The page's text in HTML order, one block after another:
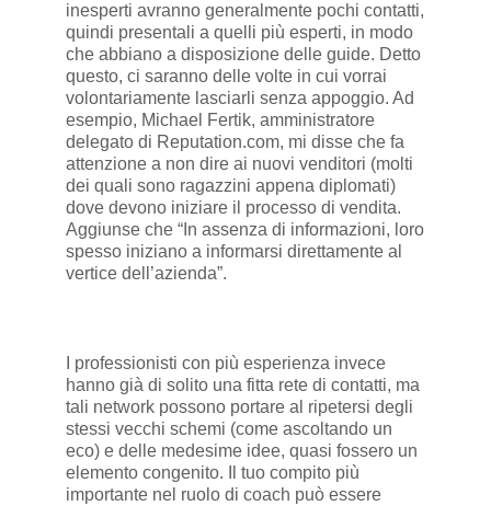
inesperti avranno generalmente pochi contatti,
quindi presentali a quelli più esperti, in modo
che abbiano a disposizione delle guide. Detto
questo, ci saranno delle volte in cui vorrai
volontariamente lasciarli senza appoggio. Ad
esempio, Michael Fertik, amministratore
delegato di Reputation.com, mi disse che fa
attenzione a non dire ai nuovi venditori (molti
dei quali sono ragazzini appena diplomati)
dove devono iniziare il processo di vendita.
Aggiunse che “In assenza di informazioni, loro
spesso iniziano a informarsi direttamente al
vertice dell’azienda”.
I professionisti con più esperienza invece
hanno già di solito una fitta rete di contatti, ma
tali network possono portare al ripetersi degli
stessi vecchi schemi (come ascoltando un
eco) e delle medesime idee, quasi fossero un
elemento congenito. Il tuo compito più
importante nel ruolo di coach può essere